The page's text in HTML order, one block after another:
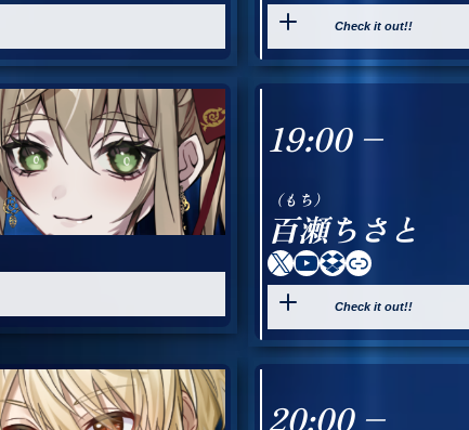
Check it out!!
19:00 –
（もち ）
百瀬ちさと
X YouTube Dropbox Link
Check it out!!
20:00 –